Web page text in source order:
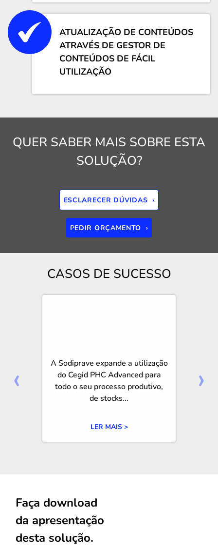
ATUALIZAÇÃO DE CONTEÚDOS
ATRAVÉS DE GESTOR DE
CONTEÚDOS DE FÁCIL
UTILIZAÇÃO
QUER SABER MAIS SOBRE ESTA
SOLUÇÃO?
ESCLARECER DÚVIDAS ›
PEDIR ORÇAMENTO ›
CASOS DE SUCESSO
A Sodiprave expande a utilização
do Cegid PHC Advanced para
todo o seu processo produtivo,
de stocks...
LER MAIS >
‹ ›
Faça download
da apresentação
desta solução.